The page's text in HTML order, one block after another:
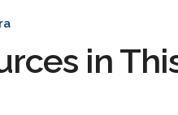
in